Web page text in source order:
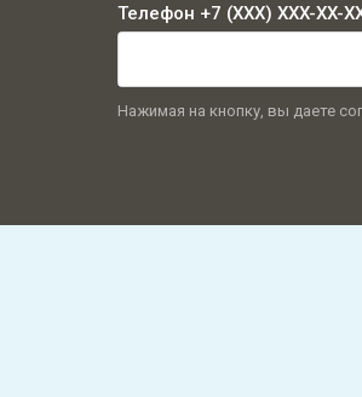
Телефон +7 (XXX) XXX-XX-
Нажимая на кнопку, вы даете